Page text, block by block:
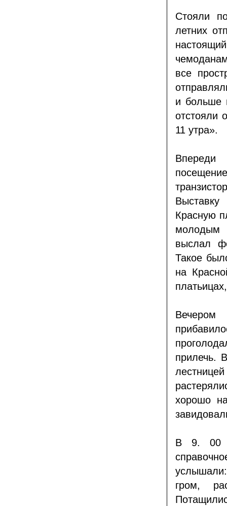
Стояли
летних
все
и больше
отстояли
11 утра».
Выставку
Красную
молодым
выслал
Такое
на
прилечь.
хорошо
В 9. 00
гром,